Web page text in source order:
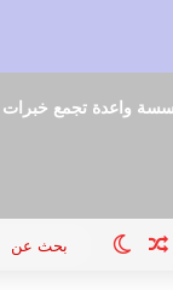
واعدة تجمع خبرات
الدخول
مقال عشوائي
الوضع المظلم